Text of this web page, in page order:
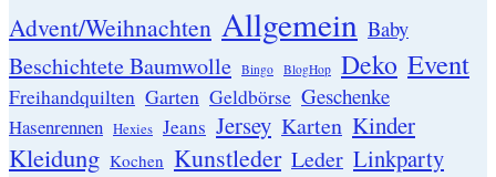
Advent/Weihnachten Allgemein Baby
Beschichtete Baumwolle Bingo BlogHop Deko Event
Freihandquilten Garten Geldbörse Geschenke
Hasenrennen Hexies Jeans Jersey Karten Kinder
Kleidung Kochen Kunstleder Leder Linkparty